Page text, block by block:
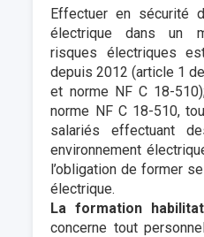
Effectuer en sécurité
électrique dans un
risques électriques
depuis 2012 (article 1
et norme NF C 18-
norme NF C 18-510,
salariés effectuant
environnement
l’obligation de former
électrique.
La formation
concerne tout